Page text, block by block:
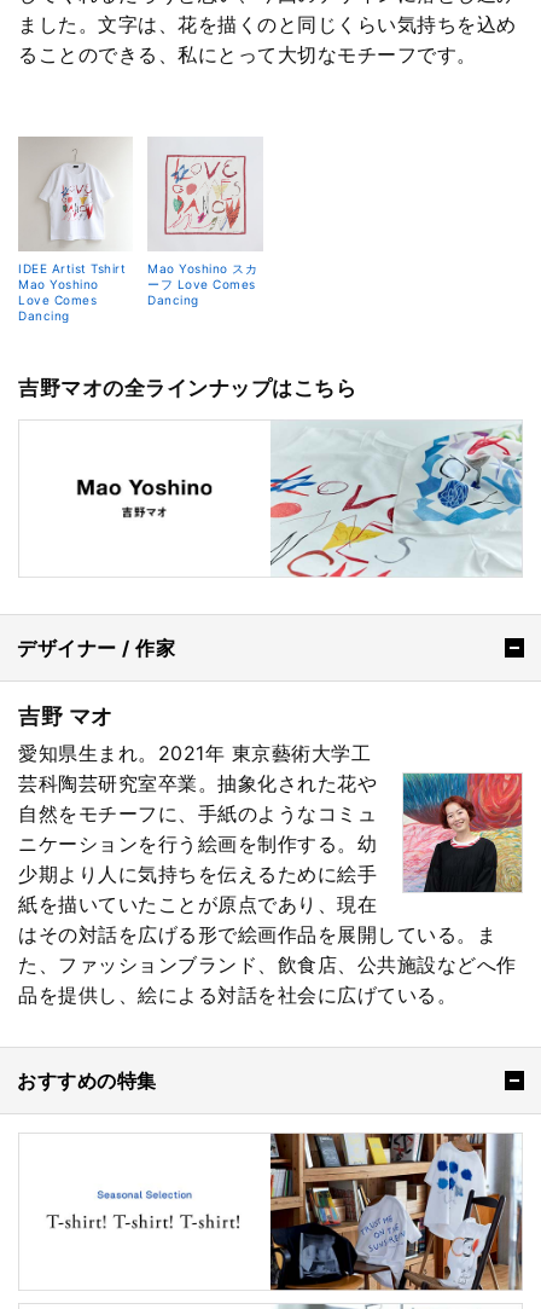
ました。文字は、花を描くのと同じくらい気持ちを込め
ることのできる、私にとって大切なモチーフです。
IDEE Artist Tshirt
Mao Yoshino
Love Comes
Dancing
Mao Yoshino スカ
ーフ Love Comes
Dancing
吉野マオの全ラインナップはこちら
デザイナー / 作家
吉野 マオ
愛知県生まれ。2021年 東京藝術大学工
芸科陶芸研究室卒業。抽象化された花や
自然をモチーフに、手紙のようなコミュ
ニケーションを行う絵画を制作する。幼
少期より人に気持ちを伝えるために絵手
紙を描いていたことが原点であり、現在
はその対話を広げる形で絵画作品を展開している。ま
た、ファッションブランド、飲食店、公共施設などへ作
品を提供し、絵による対話を社会に広げている。
おすすめの特集